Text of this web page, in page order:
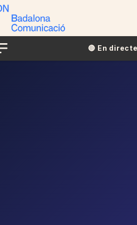
Menu
🔴​​ En directe